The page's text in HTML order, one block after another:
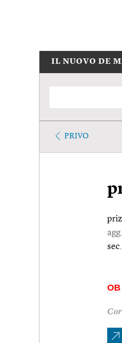
IL NUOVO DE
PRIVO
priz
agg.
OB